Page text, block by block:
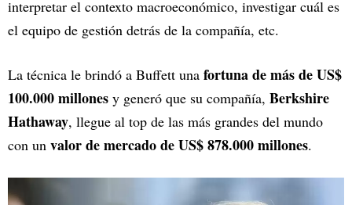
interpretar el contexto macroeconómico, investigar cuál es
el equipo de gestión detrás de la compañía, etc.
La técnica le brindó a Buffett una fortuna de más de US$
100.000 millones y generó que su compañía, Berkshire
Hathaway, llegue al top de las más grandes del mundo
con un valor de mercado de US$ 878.000 millones.